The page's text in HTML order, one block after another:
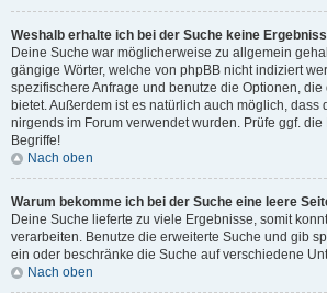
Weshalb erhalte ich bei der Suche keine
Deine Suche war möglicherweise zu allgemein
gängige Wörter, welche von phpBB nicht indiziert
spezifischere Anfrage und benutze die Optionen,
bietet. Außerdem ist es natürlich auch möglich, dass
nirgends im Forum verwendet wurden. Prüfe ggf.
Begriffe!
Nach oben
Warum bekomme ich bei der Suche eine leere
Deine Suche lieferte zu viele Ergebnisse, somit
verarbeiten. Benutze die erweiterte Suche und gib
ein oder beschränke die Suche auf verschiedene
Nach oben